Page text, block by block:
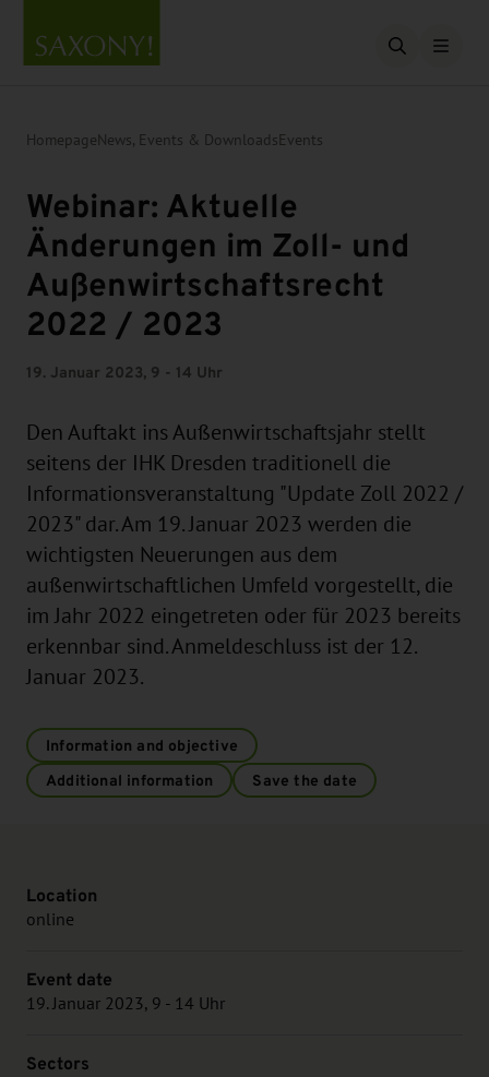
Open
Homepage News, Events & Downloads Events
Webinar: Aktuelle
Änderungen im Zoll- und
Außenwirtschaftsrecht
2022 / 2023
19. Januar 2023, 9 - 14 Uhr
Den Auftakt ins Außenwirtschaftsjahr stellt
seitens der IHK Dresden traditionell die
Informationsveranstaltung "Update Zoll 2022 /
2023" dar. Am 19. Januar 2023 werden die
wichtigsten Neuerungen aus dem
außenwirtschaftlichen Umfeld vorgestellt, die
im Jahr 2022 eingetreten oder für 2023 bereits
erkennbar sind. Anmeldeschluss ist der 12.
Januar 2023.
Information and objective
Additional information
Save the date
Location
online
Event date
19. Januar 2023, 9 - 14 Uhr
Sectors